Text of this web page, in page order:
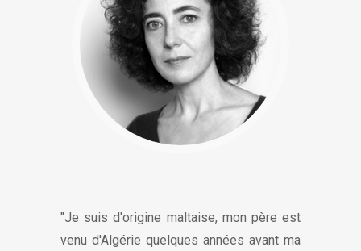
"Je suis d'origine maltaise, mon père est
venu d'Algérie quelques années avant ma